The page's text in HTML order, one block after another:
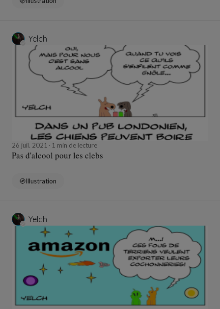
Yelch
26 juil. 2021 1 min de lecture
Pas d'alcool pour les clebs
Illustration
Yelch